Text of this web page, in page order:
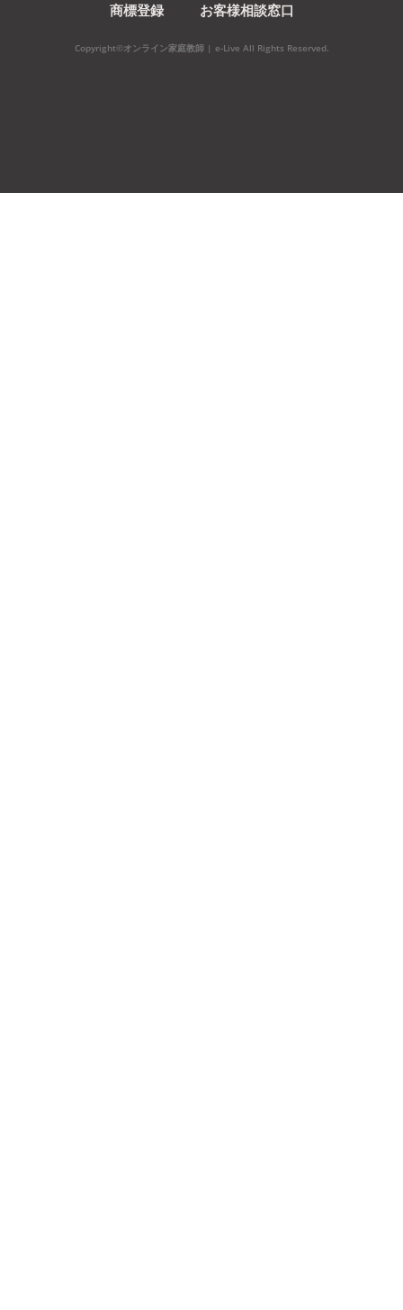
商標登録
お客様相談窓口
Copyright©オンライン家庭教師 | e-Live All Rights Reserved.